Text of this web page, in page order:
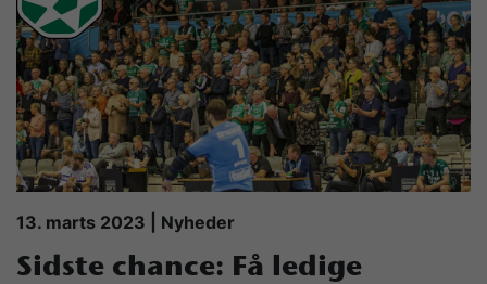
Sponsorer
Billetsalg / sæsonkort
Presse
Samarbejdsklubber
13. marts 2023 | Nyheder
Sidste chance: Få ledige